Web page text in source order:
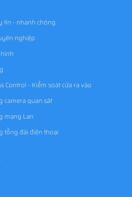
tín - nhanh chóng
nghiệp
Control - Kiểm soát cửa ra vào
camera quan sát
mạng Lan
tổng đài điện thoại